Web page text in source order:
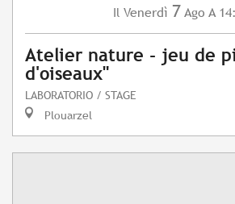
Il Venerdì 7 Ago A
Atelier nature - jeu de
d'oiseaux"
LABORATORIO / STAGE
Plouarzel